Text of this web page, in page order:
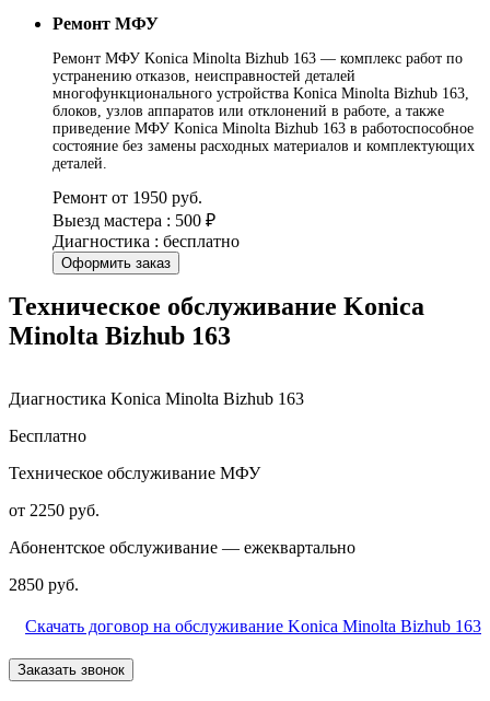
Ремонт МФУ
Ремонт МФУ Konica Minolta Bizhub 163 — комплекс работ по
устранению отказов, неисправностей деталей
многофункционального устройства Konica Minolta Bizhub 163,
блоков, узлов аппаратов или отклонений в работе, а также
приведение МФУ Konica Minolta Bizhub 163 в работоспособное
состояние без замены расходных материалов и комплектующих
деталей.
Ремонт от 1950 руб.
Выезд мастера : 500 ₽
Диагностика : бесплатно
Оформить заказ
Техническое обслуживание Konica
Minolta Bizhub 163
Диагностика Konica Minolta Bizhub 163
Бесплатно
Техническое обслуживание МФУ
от 2250 руб.
Абонентское обслуживание — ежеквартально
2850 руб.
Скачать договор на обслуживание Konica Minolta Bizhub 163
Заказать звонок